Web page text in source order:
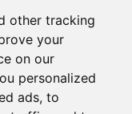
other tracking
your
on our
personalized
ads, to
marché de
dans le
« Rickshaw
étroites de
le majestueux
principale de